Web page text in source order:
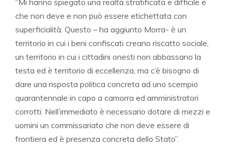
“Mi hanno spiegato una realtà stratificata e difficile e
che non deve e non può essere etichettata con
superficialità. Questo – ha aggiunto Morra- è un
territorio in cui i beni confiscati creano riscatto sociale,
un territorio in cui i cittadini onesti non abbassano la
testa ed è territorio di eccellenza, ma c’è bisogno di
dare una risposta politica concreta ad uno scempio
quarantennale in capo a camorra ed amministratori
corrotti. Nell’immediato è necessario dotare di mezzi e
uomini un commissariato che non deve essere di
frontiera ed è presenza concreta dello Stato”.